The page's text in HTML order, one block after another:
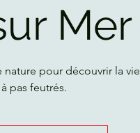
Mer
pour découvrir la vie